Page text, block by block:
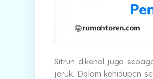
Sitrun dikenal juga
jeruk. Dalam kehidupan